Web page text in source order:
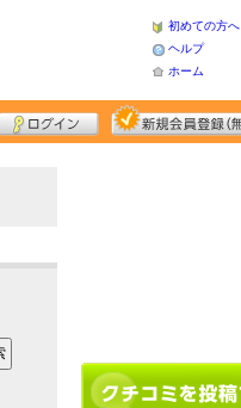
初めての方へ
ヘルプ
ホーム